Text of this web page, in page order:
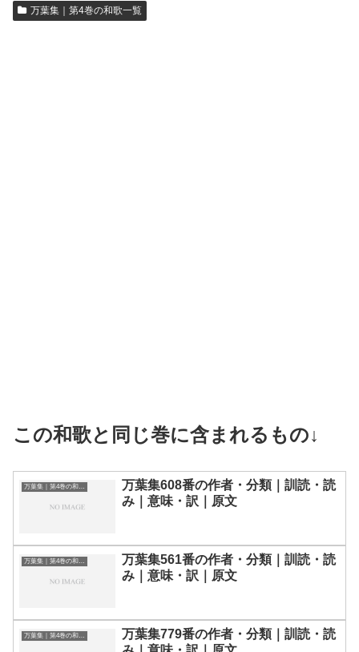
万葉集｜第4巻の和歌一覧
この和歌と同じ巻に含まれるもの↓
万葉集608番の作者・分類｜訓読・読
み｜意味・訳｜原文
万葉集｜第4巻の和歌一覧
万葉集561番の作者・分類｜訓読・読
み｜意味・訳｜原文
万葉集｜第4巻の和歌一覧
万葉集779番の作者・分類｜訓読・読